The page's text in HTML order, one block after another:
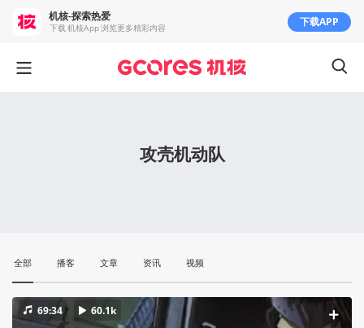
攻壳机动队
全部 播客 文章 资讯 视频
69:34 60.1k
机核-探索热爱
下载 机核App 浏览更多精彩内容 下载APP